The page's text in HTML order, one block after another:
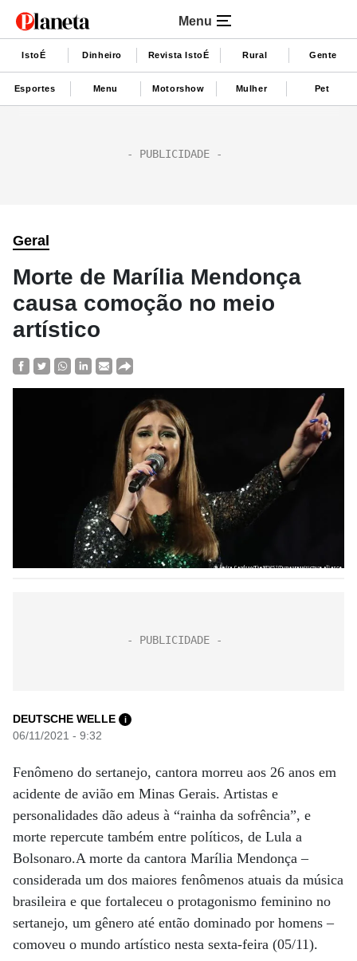
Menu
IstoÉ Dinheiro Revista IstoÉ Rural Gente
Esportes Menu Motorshow Mulher Pet
Geral
Morte de Marília Mendonça
causa comoção no meio
artístico
DEUTSCHE WELLE i
06/11/2021 - 9:32
Fenômeno do sertanejo, cantora morreu aos 26 anos em
acidente de avião em Minas Gerais. Artistas e
personalidades dão adeus à “rainha da sofrência”, e
morte repercute também entre políticos, de Lula a
Bolsonaro.A morte da cantora Marília Mendonça –
considerada um dos maiores fenômenos atuais da música
brasileira e que fortaleceu o protagonismo feminino no
sertanejo, um gênero até então dominado por homens –
comoveu o mundo artístico nesta sexta-feira (05/11).